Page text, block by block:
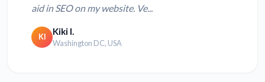
aid in SEO on my website. Ve...
KI Kiki I.
Washington DC, USA